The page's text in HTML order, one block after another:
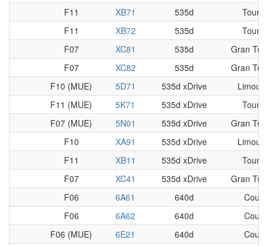
F11
XB71 535d
F11
XB72 535d
F07
XC81 535d
Gran
F07
XC82 535d
Gran
F10 (MUE)
5D71 535d xDrive
F11 (MUE)
5K71 535d xDrive
F07 (MUE)
5N01 535d xDrive
Gran
F10
XA91 535d xDrive
F11
XB11 535d xDrive
F07
XC41 535d xDrive
Gran
F06
6A61 640d
F06
6A62 640d
F06 (MUE)
6E21 640d